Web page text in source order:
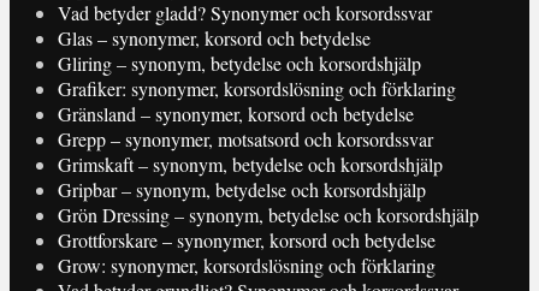
Vad betyder gladd? Synonymer och korsordssvar
Glas – synonymer, korsord och betydelse
Gliring – synonym, betydelse och korsordshjälp
Grafiker: synonymer, korsordslösning och förklaring
Gränsland – synonymer, korsord och betydelse
Grepp – synonymer, motsatsord och korsordssvar
Grimskaft – synonym, betydelse och korsordshjälp
Gripbar – synonym, betydelse och korsordshjälp
Grön Dressing – synonym, betydelse och korsordshjälp
Grottforskare – synonymer, korsord och betydelse
Grow: synonymer, korsordslösning och förklaring